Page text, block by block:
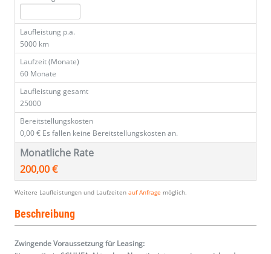
Laufleistung p.a.
5000 km
Laufzeit (Monate)
60 Monate
Laufleistung gesamt
25000
Bereitstellungskosten
0,00 € Es fallen keine Bereitstellungskosten an.
Monatliche Rate
200,00 €
Weitere Laufleistungen und Laufzeiten auf Anfrage möglich.
Beschreibung
Zwingende Voraussetzung für Leasing: